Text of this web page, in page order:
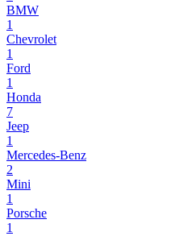
BMW
1
Chevrolet
1
Ford
1
Honda
7
Jeep
1
Mercedes-Benz
2
Mini
1
Porsche
1